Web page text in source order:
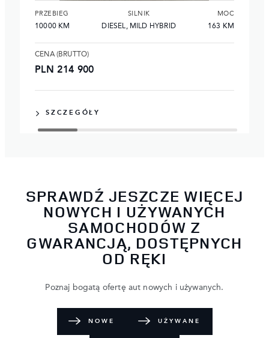
PRZEBIEG
10000 KM
SILNIK
DIESEL, MILD HYBRID
MOC
163 KM
CENA (BRUTTO)
PLN 214 900
SZCZEGÓŁY
SPRAWDŹ JESZCZE WIĘCEJ
NOWYCH I UŻYWANYCH
SAMOCHODÓW Z
GWARANCJĄ, DOSTĘPNYCH
OD RĘKI
Poznaj bogatą ofertę aut nowych i używanych.
NOWE UŻYWANE